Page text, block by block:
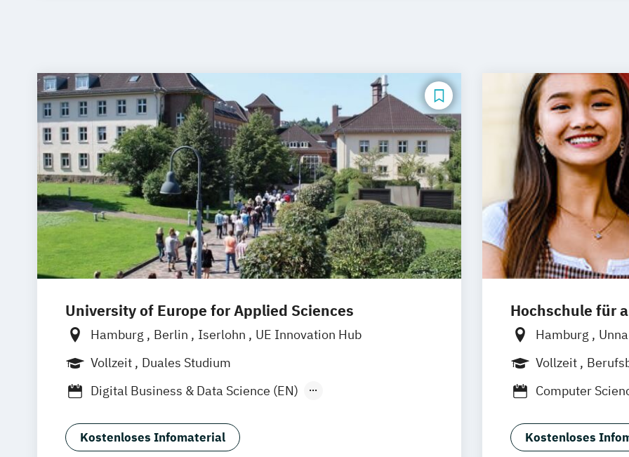
University of Europe for Applied Sciences
Hamburg Berlin Iserlohn
UE Innovation Hub
Vollzeit
Duales Studium
Digital Business & Data Science (EN)
Software Engineering (EN)
Kostenloses Infomaterial
Hochschule für
Hamburg
Frankfurt
Nürnberg
Vollzeit
Duales Studium
Computer
Kostenloses